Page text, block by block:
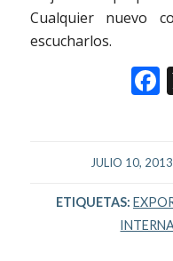
Cualquier nuevo
escucharlos.
JULIO 10, 2013
/
ETIQUETAS: